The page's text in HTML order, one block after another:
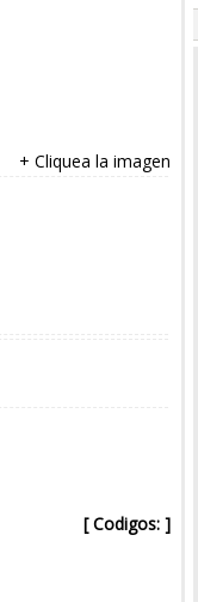
+ Cliquea la imagen
[ Codigos: ]